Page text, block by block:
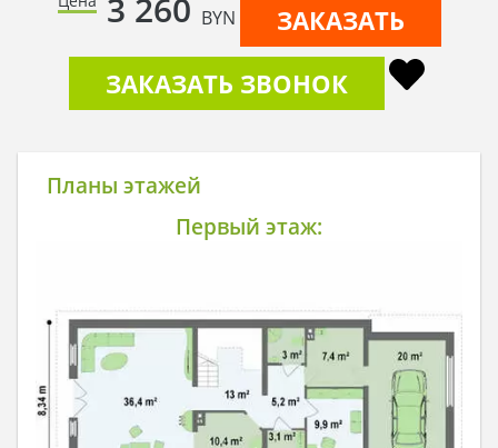
3 260 BYN
ЗАКАЗАТЬ
ЗАКАЗАТЬ ЗВОНОК
Планы этажей
Первый этаж: